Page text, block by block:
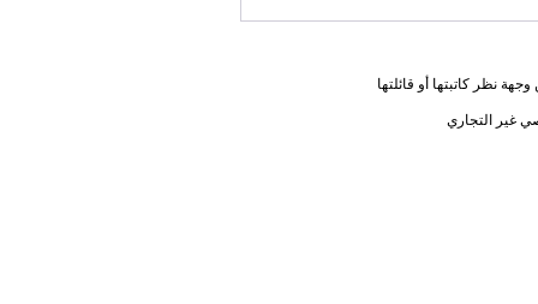
نظر كاتبتها أو قائلتها
غير التجاري